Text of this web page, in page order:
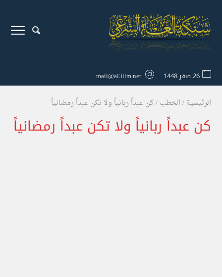
26 صفر 1448 mail@al3ilm.net
الرئيسية/الخطب/كن عبداً ربانياً ولا تكن عبداً رمضانياً
كن عبداً ربانياً ولا تكن عبداً رمضانياً